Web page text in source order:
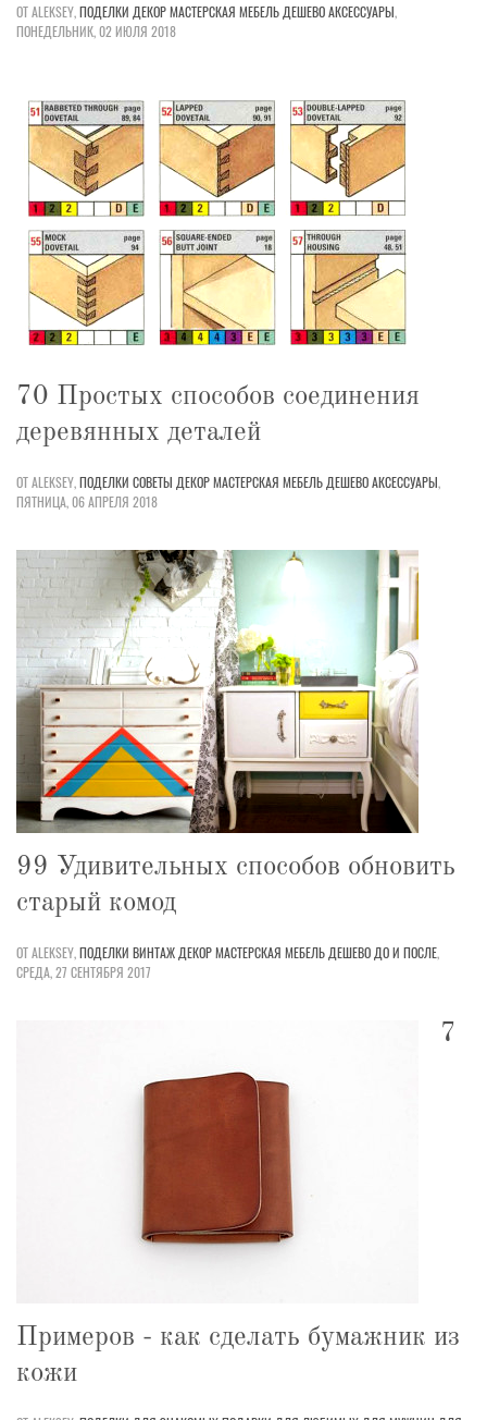
ОТ ALEKSEY,ПОДЕЛКИ ДЕКОРМАСТЕРСКАЯ МЕБЕЛЬ ДЕШЕВОАКСЕССУАРЫ,
ПОНЕДЕЛЬНИК, 02 ИЮЛЯ 2018
70 Простых способов соединения
деревянных деталей
ОТ ALEKSEY,ПОДЕЛКИ СОВЕТЫ ДЕКОРМАСТЕРСКАЯ МЕБЕЛЬ ДЕШЕВОАКСЕССУАРЫ,
ПЯТНИЦА, 06 АПРЕЛЯ 2018
99 Удивительных способов обновить
старый комод
ОТ ALEKSEY,ПОДЕЛКИ ВИНТАЖ ДЕКОРМАСТЕРСКАЯ МЕБЕЛЬ ДЕШЕВО ДО И ПОСЛЕ,
СРЕДА, 27 СЕНТЯБРЯ 2017
7
Примеров - как сделать бумажник из
кожи